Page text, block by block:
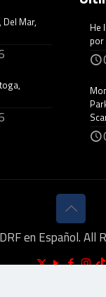
Del Mar,
He
por
DRF en Español. All